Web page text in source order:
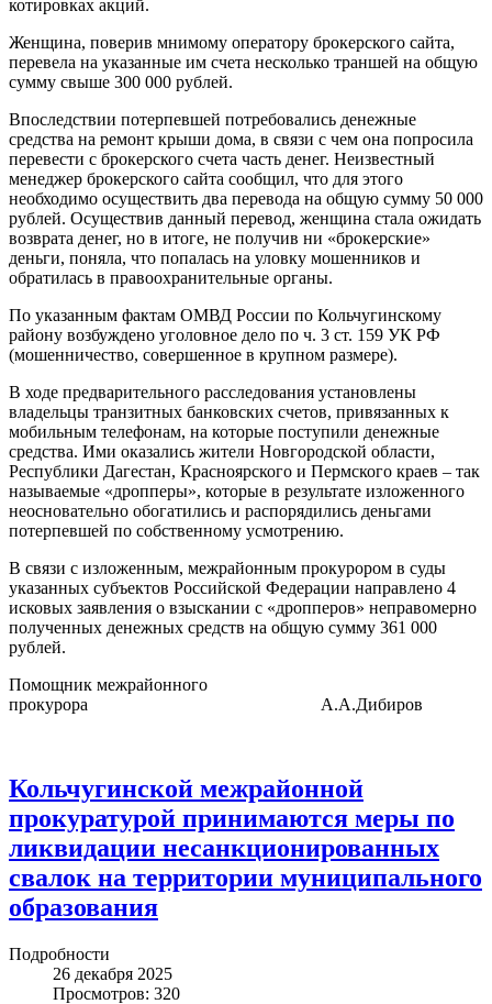
котировках акций.
Женщина, поверив мнимому оператору брокерского сайта,
перевела на указанные им счета несколько траншей на общую
сумму свыше 300 000 рублей.
Впоследствии потерпевшей потребовались денежные
средства на ремонт крыши дома, в связи с чем она попросила
перевести с брокерского счета часть денег. Неизвестный
менеджер брокерского сайта сообщил, что для этого
необходимо осуществить два перевода на общую сумму 50 000
рублей. Осуществив данный перевод, женщина стала ожидать
возврата денег, но в итоге, не получив ни «брокерские»
деньги, поняла, что попалась на уловку мошенников и
обратилась в правоохранительные органы.
По указанным фактам ОМВД России по Кольчугинскому
району возбуждено уголовное дело по ч. 3 ст. 159 УК РФ
(мошенничество, совершенное в крупном размере).
В ходе предварительного расследования установлены
владельцы транзитных банковских счетов, привязанных к
мобильным телефонам, на которые поступили денежные
средства. Ими оказались жители Новгородской области,
Республики Дагестан, Красноярского и Пермского краев – так
называемые «дропперы», которые в результате изложенного
неосновательно обогатились и распорядились деньгами
потерпевшей по собственному усмотрению.
В связи с изложенным, межрайонным прокурором в суды
указанных субъектов Российской Федерации направлено 4
исковых заявления о взыскании с «дропперов» неправомерно
полученных денежных средств на общую сумму 361 000
рублей.
Помощник межрайонного
прокурора А.А.Дибиров
Кольчугинской межрайонной
прокуратурой принимаются меры по
ликвидации несанкционированных
свалок на территории муниципального
образования
Подробности
26 декабря 2025
Просмотров: 320